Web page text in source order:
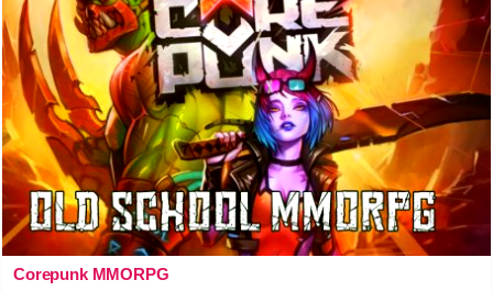
Corepunk MMORPG